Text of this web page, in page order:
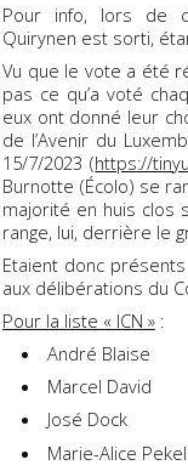
Pour info, lors de
Quirynen est sorti,
Vu que le vote a été
pas ce qu’a voté
eux ont donné leur
de l’Avenir du
15/7/2023 (https://
Burnotte (Écolo) se
majorité en huis clos
range, lui, derrière le
Etaient donc
aux délibérations du
Pour la liste « ICN » :
André Blaise
Marcel David
José Dock
Marie-Alice Pekel